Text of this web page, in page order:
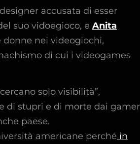
accusata di esser
suo vidoegioco, e Anita
nei videogiochi,
di cui i videogames
solo visibilità”,
di stupri e di morte dai
paese.
americane perché in